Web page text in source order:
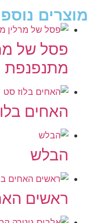
מוצרים
פסל של
מתנפנפת
האחים
הבלש
ראשים